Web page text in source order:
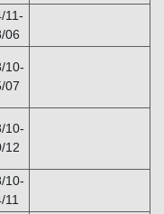
11-
06
10-
07
10-
12
10-
11